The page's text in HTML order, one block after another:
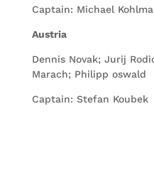
Captain: Michael
Austria
Dennis Novak; Jurij
Marach; Philipp oswald
Captain: Stefan Koubek